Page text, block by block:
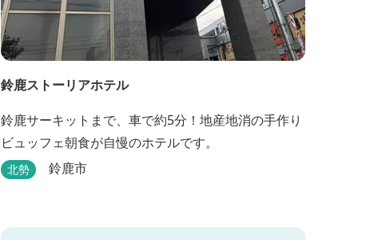
鈴鹿ストーリアホテル
鈴鹿サーキットまで、車で約5分！地産地消の手作り
ビュッフェ朝食が自慢のホテルです。
北勢 鈴鹿市